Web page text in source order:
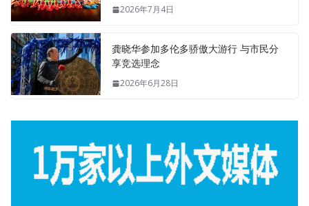
2026年7月4日
龚晓华参加多伦多骄傲大游行 与市民分
享竞选理念
2026年6月28日